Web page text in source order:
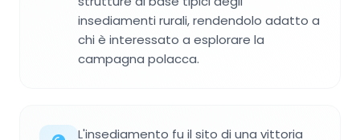
insediamenti rurali, rendendolo adatto a
chi è interessato a esplorare la
campagna polacca.
L'insediamento fu il sito di una vittoria